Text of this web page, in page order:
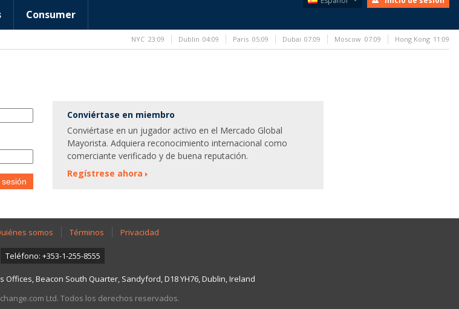
Consumer
Conviértase en miembro
Conviértase en un jugador activo en el Mercado Global
Mayorista. Adquiera reconocimiento internacional como
comerciante verificado y de buena reputación.
Regístrese ahora
somos Términos Privacidad
Teléfono: +353-1-255-8555
Offices, Beacon South Quarter, Sandyford, D18 YH76, Dublin, Ireland
Ltd. Todos los derechos reservados.
NYC 23:09 Dublin 04:09 Paris 05:09 Dubai 07:09 Moscow 07:09 Hong Kong 11:09